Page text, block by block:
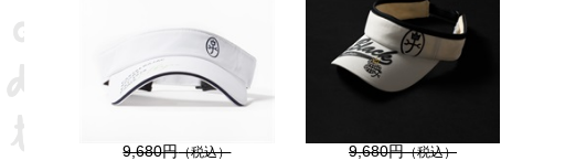
9,680円（税込） 9,680円（税込）